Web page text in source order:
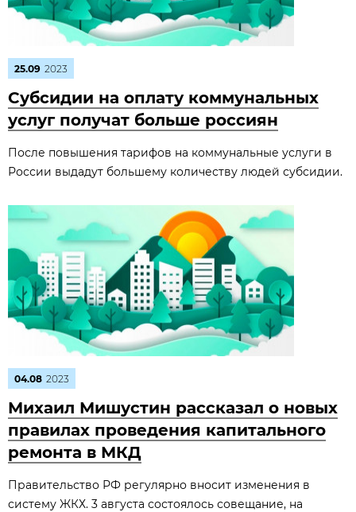
25.09 2023
Субсидии на оплату коммунальных
услуг получат больше россиян
После повышения тарифов на коммунальные услуги в
России выдадут большему количеству людей субсидии.
04.08 2023
Михаил Мишустин рассказал о новых
правилах проведения капитального
ремонта в МКД
Правительство РФ регулярно вносит изменения в
систему ЖКХ. 3 августа состоялось совещание, на